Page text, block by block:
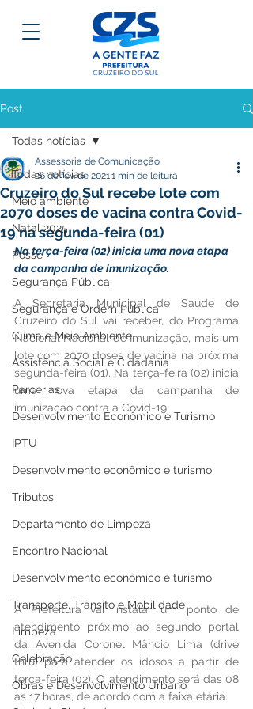
Post
Todas notícias
Meio ambiente
Natal 2025
Posse
Segurança Pública
Segurança e Ordem Pública
Clima e Meio Ambiente
Assistência Social e Cidadania
Parcerias
Desenvolvimento Econômico e Turismo
IPTU
Desenvolvimento econômico e turismo
Tributos
Departamento de Limpeza
Encontro Nacional
Desenvolvimento econômico e turismo
Transporte, Trânsito e Mobilidade
Limpeza
Celebração
Obras e Desenvolvimento Urbano
Todas notícias
Cruzeiro do Sul recebe lote com
2070 doses de vacina contra Covid-
19 na segunda-feira (01)
Assessoria de Comunicação
26 de fev. de 20211 min de leitura
Na terça-feira (02) inicia uma nova etapa
da campanha de imunização.
A Secretaria Municipal de Saúde de
Cruzeiro do Sul vai receber, do Programa
Nacional Nacional de Imunização, mais um
lote com 2070 doses de vacina na próxima
segunda-feira (01). Na terça-feira (02) inicia
uma nova etapa da campanha de
imunização contra a Covid-19.
A Prefeitura vai instalar um ponto de
atendimento próximo ao segundo portal
da Avenida Coronel Mâncio Lima (drive
thru) para atender os idosos a partir de
terça-feira (02). O atendimento será das 08
às 17 horas, de acordo com a faixa etária.